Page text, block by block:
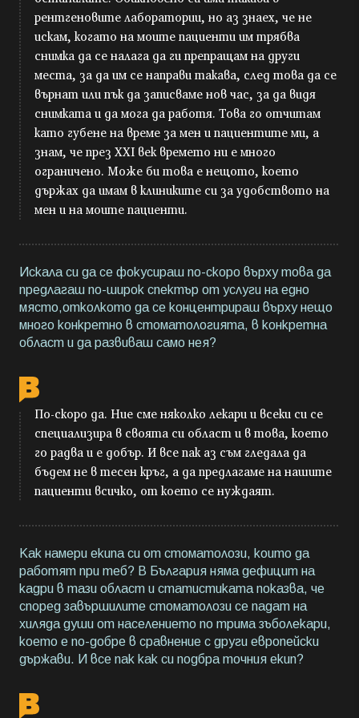
рентгеновите лаборатории, но аз знаех, че не
искам, когато на моите пациенти им трябва
снимка да се налага да ги препращам на други
места, за да им се направи такава, след това да се
върнат или пък да записваме нов час, за да видя
снимката и да мога да работя. Това го отчитам
като губене на време за мен и пациентите ми, а
знам, че през XXI век времето ни е много
ограничено. Може би това е нещото, което
държах да имам в клиниките си за удобството на
мен и на моите пациенти.
Искала си да се фокусираш по-скоро върху това да
предлагаш по-широк спектър от услуги на едно
място,отколкото да се концентрираш върху нещо
много конкретно в стоматологията, в конкретна
област и да развиваш само нея?
По-скоро да. Ние сме няколко лекари и всеки си се
специализира в своята си област и в това, което
го радва и е добър. И все пак аз съм гледала да
бъдем не в тесен кръг, а да предлагаме на нашите
пациенти всичко, от което се нуждаят.
Как намери екипа си от стоматолози, които да
работят при теб? В България няма дефицит на
кадри в тази област и статистиката показва, че
според завършилите стоматолози се падат на
хиляда души от населението по трима зъболекари,
което е по-добре в сравнение с други европейски
държави. И все пак как си подбра точния екип?